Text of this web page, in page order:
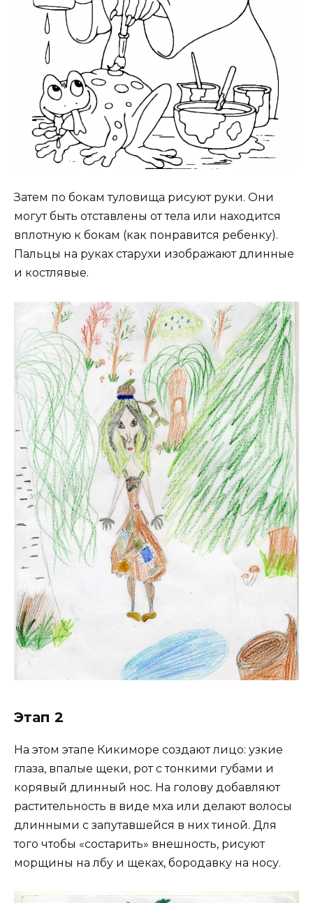
Затем по бокам туловища рисуют руки. Они
могут быть отставлены от тела или находится
вплотную к бокам (как понравится ребенку).
Пальцы на руках старухи изображают длинные
и костлявые.
Этап 2
На этом этапе Кикиморе создают лицо: узкие
глаза, впалые щеки, рот с тонкими губами и
корявый длинный нос. На голову добавляют
растительность в виде мха или делают волосы
длинными с запутавшейся в них тиной. Для
того чтобы «состарить» внешность, рисуют
морщины на лбу и щеках, бородавку на носу.